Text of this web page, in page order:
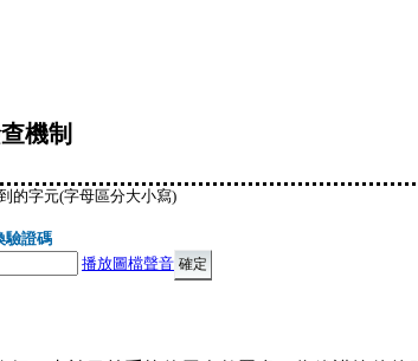
機制
的字元(字母區分大小寫)
驗證碼
播放圖檔聲音